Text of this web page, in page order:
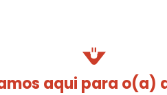
aqui para o(a)